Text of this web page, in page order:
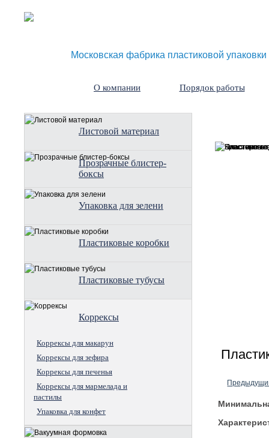
Московская фабрика пластиковой упаковки
О компании Порядок работы
Листовой материал
Прозрачные блистер-
боксы
Упаковка для зелени
Пластиковые коробки
Пластиковые тубусы
Коррексы
Коррексы для макарун
Коррексы для зефира
Коррексы для печенья
Коррексы для мармелада и
пастилы
Упаковка для конфет